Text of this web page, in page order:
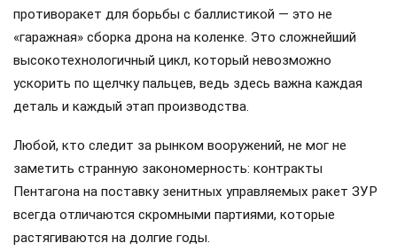
противоракет для борьбы с баллистикой — это не
«гаражная» сборка дрона на коленке. Это сложнейший
высокотехнологичный цикл, который невозможно
ускорить по щелчку пальцев, ведь здесь важна каждая
деталь и каждый этап производства.
Любой, кто следит за рынком вооружений, не мог не
заметить странную закономерность: контракты
Пентагона на поставку зенитных управляемых ракет ЗУР
всегда отличаются скромными партиями, которые
растягиваются на долгие годы.